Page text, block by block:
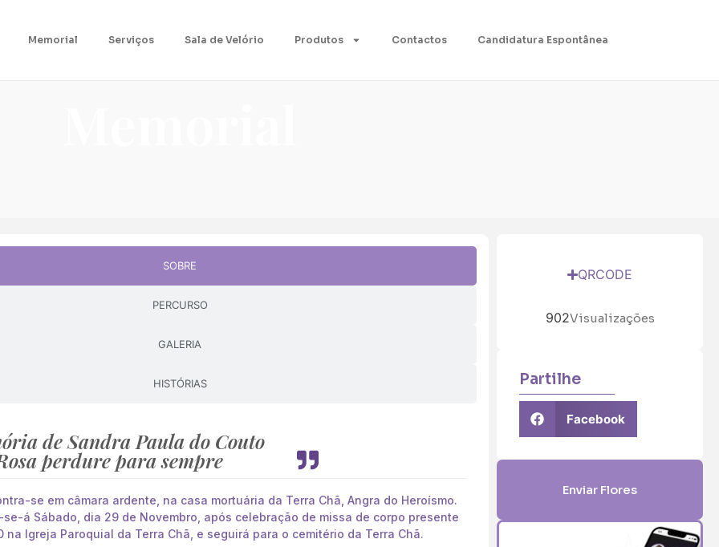
Memorial Serviços Sala de Velório Produtos Contactos Candidatura Espontânea
SOBRE
PERCURSO
GALERIA
HISTÓRIAS
de Sandra Paula do Couto
perdure para sempre
se em câmara ardente, na casa mortuária da Terra Chã, Angra do Heroísmo.
á Sábado, dia 29 de Novembro, após celebração de missa de corpo presente
na Igreja Paroquial da Terra Chã, e seguirá para o cemitério da Terra Chã.
QRCODE
902Visualizações
Partilhe
Facebook
Enviar Flores